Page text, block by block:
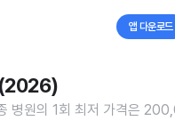
앱 다운로드
(2026)
병원의 1회 최저 가격은